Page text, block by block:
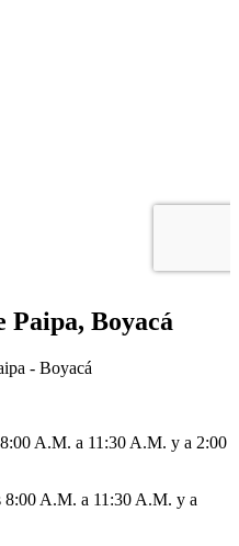
Boyacá
- Boyacá
A.M. a 11:30 A.M. y a 2:00
8:00 A.M. a 11:30 A.M. y a